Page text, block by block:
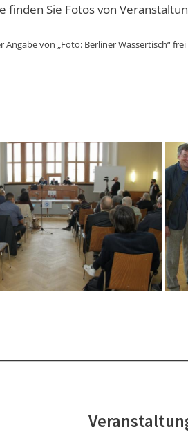
finden Sie Fotos von
Angabe von „Foto: Berliner Wassertisch“